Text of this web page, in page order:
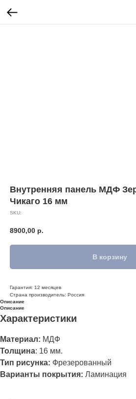
Внутренняя панель МДФ
Чикаго 16 мм
SKU:
8900,00 р.
В корзину
Гарантия: 12 месяцев
Страна производитель: Россия
Описание
Описание
Характеристики
Материал: МДФ
Толщина: 16 мм.
Тип рисунка: Фрезерованный
Варианты покрытия: Ламинация